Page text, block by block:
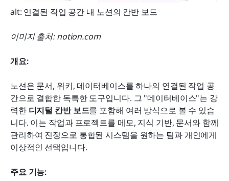
alt: 연결된 작업 공간 내 노션의 칸반 보드
이미지 출처: notion.com
개요:
노션은 문서, 위키, 데이터베이스를 하나의 연결된 작업 공
간으로 결합한 독특한 도구입니다. 그 "데이터베이스"는 강
력한 디지털 칸반 보드를 포함해 여러 방식으로 볼 수 있습
니다. 이는 작업과 프로젝트를 메모, 지식 기반, 문서와 함께
관리하여 진정으로 통합된 시스템을 원하는 팀과 개인에게
이상적인 선택입니다.
주요 기능: